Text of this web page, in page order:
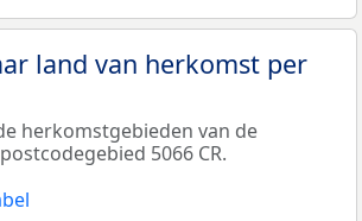
land van herkomst per
herkomstgebieden van de
5066 CR.